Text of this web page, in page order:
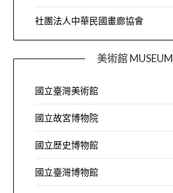
社團法人中華民國畫廊協會
美術館 MUSEUM
國立臺灣美術館
國立故宮博物院
國立歷史博物館
國立臺灣博物館